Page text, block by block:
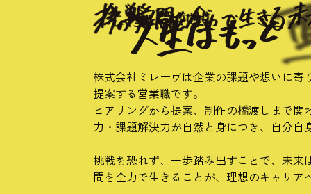
株式会社ミレーヴは企業の課題や想いに寄
提案する営業職です。
ヒアリングから提案、制作の橋渡しまで
力・課題解決力が自然と身につき、自分自
挑戦を恐れず、一歩踏み出すことで、未
間を全力で生きることが、理想のキャリア